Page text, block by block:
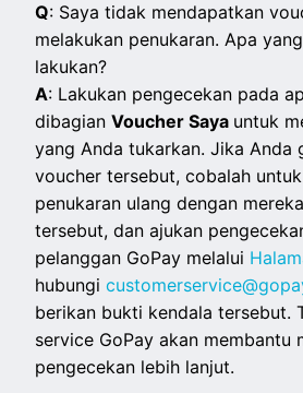
Q: Saya tidak mendapatkan
melakukan penukaran. Apa
lakukan?
A: Lakukan pengecekan pada
dibagianVoucher Saya untuk
yang Anda tukarkan. Jika Anda
voucher tersebut, cobalah
penukaran ulang dengan
tersebut, dan ajukan
pelanggan GoPay melalui
hubungi
berikan bukti kendala tersebut.
service GoPay akan membantu
pengecekan lebih lanjut.